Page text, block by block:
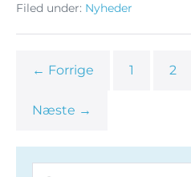
Filed under: Nyheder
← Forrige 1 2
Næste →